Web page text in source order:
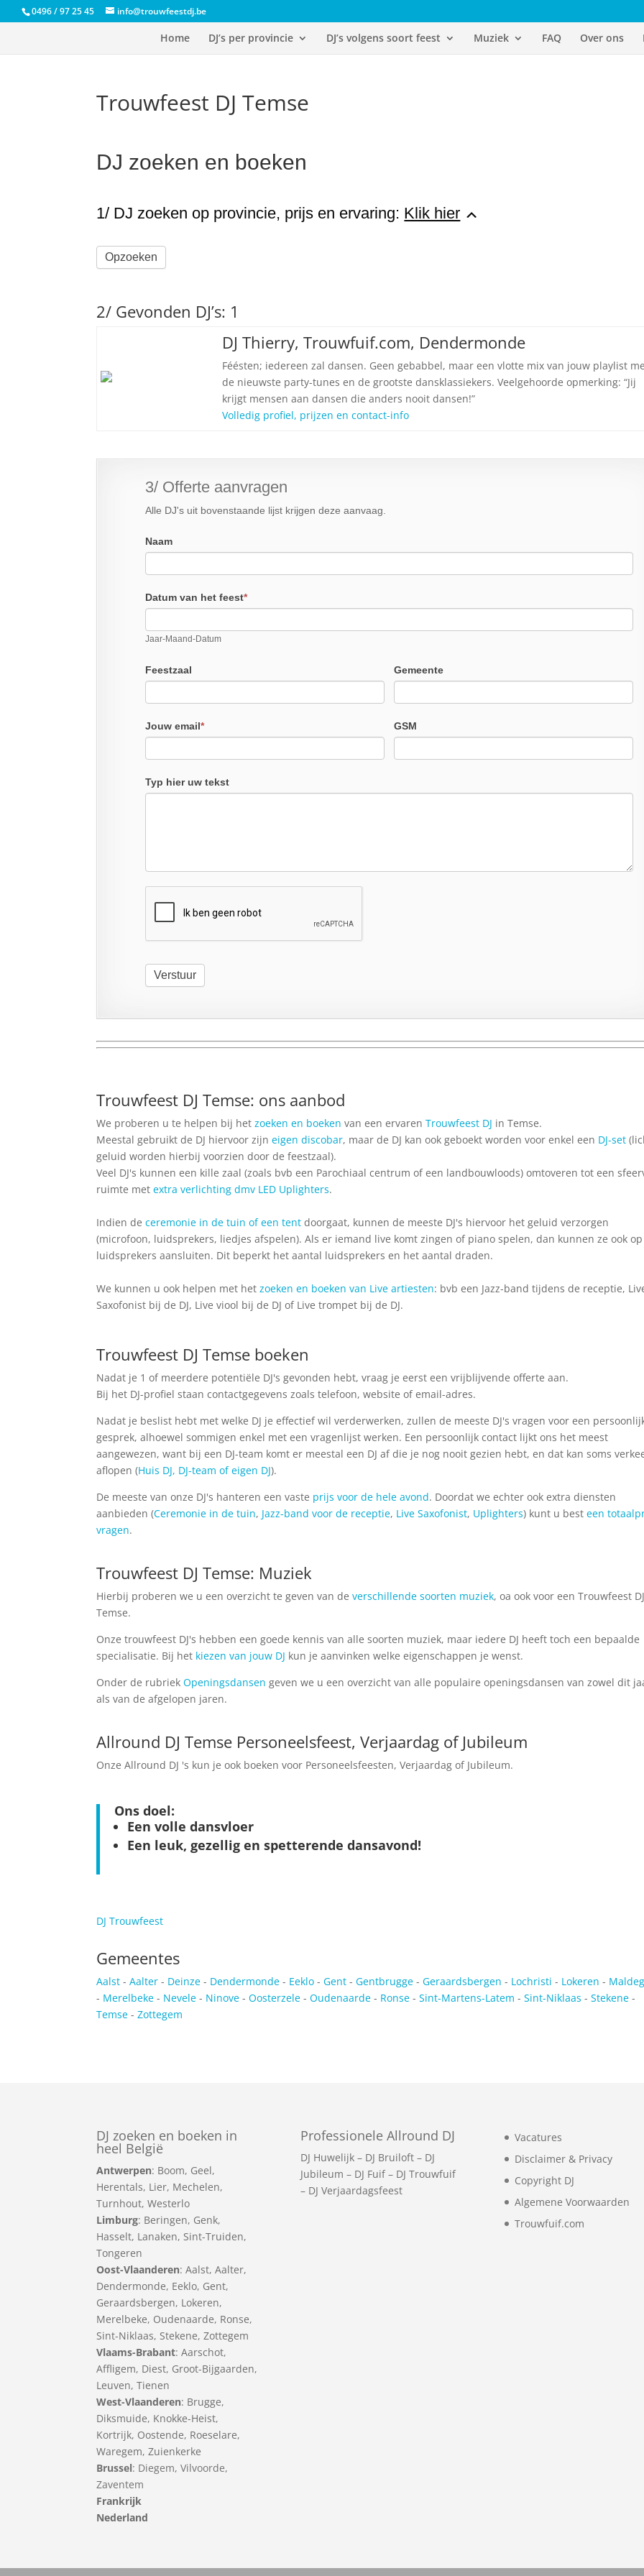
0496 / 97 25 45 info@trouwfeestdj.be
Home DJ’s per provincie DJ’s volgens soort feest Muziek FAQ Over ons
Trouwfeest DJ Temse
DJ zoeken en boeken
1/ DJ zoeken op provincie, prijs en ervaring: Klik hier
Opzoeken
2/ Gevonden DJ’s: 1
DJ Thierry, Trouwfuif.com, Dendermonde
Féésten; iedereen zal dansen. Geen gebabbel, maar een vlotte mix van jouw playlist
de nieuwste party-tunes en de grootste dansklassiekers. Veelgehoorde opmerking: “Jij
krijgt mensen aan dansen die anders nooit dansen!”
Volledig profiel, prijzen en contact-info
3/ Offerte aanvragen
Alle DJ's uit bovenstaande lijst krijgen deze aanvaag.
Naam
Datum van het feest*
Jaar-Maand-Datum
Feestzaal Gemeente
Jouw email* GSM
Typ hier uw tekst
Verstuur
Trouwfeest DJ Temse: ons aanbod
We proberen u te helpen bij hetzoeken en boeken van een ervarenTrouwfeest DJ in Temse.
Meestal gebruikt de DJ hiervoor zijneigen discobar, maar de DJ kan ook geboekt worden voor enkel een DJ-set
geluid worden hierbij voorzien door de feestzaal).
Veel DJ's kunnen een kille zaal (zoals bvb een Parochiaal centrum of een landbouwloods) omtoveren tot een
ruimte metextra verlichting dmv LED Uplighters.
Indien deceremonie in de tuin of een tent doorgaat, kunnen de meeste DJ's hiervoor het geluid verzorgen
(microfoon, luidsprekers, liedjes afspelen). Als er iemand live komt zingen of piano spelen, dan kunnen ze ook
luidsprekers aansluiten. Dit beperkt het aantal luidsprekers en het aantal draden.
We kunnen u ook helpen met hetzoeken en boeken van Live artiesten: bvb een Jazz-band tijdens de receptie,
Saxofonist bij de DJ, Live viool bij de DJ of Live trompet bij de DJ.
Trouwfeest DJ Temse boeken
Nadat je 1 of meerdere potentiële DJ's gevonden hebt, vraag je eerst een vrijblijvende offerte aan.
Bij het DJ-profiel staan contactgegevens zoals telefoon, website of email-adres.
Nadat je beslist hebt met welke DJ je effectief wil verderwerken, zullen de meeste DJ's vragen voor een
gesprek, alhoewel sommigen enkel met een vragenlijst werken. Een persoonlijk contact lijkt ons het meest
aangewezen, want bij een DJ-team komt er meestal een DJ af die je nog nooit gezien hebt, en dat kan soms
aflopen (Huis DJ, DJ-team of eigen DJ).
De meeste van onze DJ's hanteren een vaste prijs voor de hele avond. Doordat we echter ook extra diensten
aanbieden (Ceremonie in de tuin, Jazz-band voor de receptie, Live Saxofonist, Uplighters) kunt u besteen
vragen.
Trouwfeest DJ Temse: Muziek
Hierbij proberen we u een overzicht te geven van deverschillende soorten muziek, oa ook voor een Trouwfeest
Temse.
Onze trouwfeest DJ's hebben een goede kennis van alle soorten muziek, maar iedere DJ heeft toch een bepaalde
specialisatie. Bij het kiezen van jouw DJ kun je aanvinken welke eigenschappen je wenst.
Onder de rubriekOpeningsdansen geven we u een overzicht van alle populaire openingsdansen van zowel dit
als van de afgelopen jaren.
Allround DJ Temse Personeelsfeest, Verjaardag of Jubileum
Onze Allround DJ 's kun je ook boeken voor Personeelsfeesten, Verjaardag of Jubileum.
Ons doel:
Een volle dansvloer
Een leuk, gezellig en spetterende dansavond!
DJ Trouwfeest
Gemeentes
Aalst -Aalter - Deinze - Dendermonde - Eeklo -Gent -Gentbrugge -Geraardsbergen - Lochristi - Lokeren -
- Merelbeke- Nevele - Ninove -Oosterzele -Oudenaarde - Ronse -Sint-Martens-Latem -Sint-Niklaas -Stekene -
Temse -Zottegem
DJ zoeken en boeken in
heel België
Antwerpen: Boom, Geel,
Herentals, Lier, Mechelen,
Turnhout,Westerlo
Limburg: Beringen, Genk,
Hasselt, Lanaken, Sint-Truiden,
Tongeren
Oost-Vlaanderen:Aalst,Aalter,
Dendermonde, Eeklo, Gent,
Geraardsbergen, Lokeren,
Merelbeke, Oudenaarde, Ronse,
Sint-Niklaas, Stekene,Zottegem
Vlaams-Brabant:Aarschot,
Affligem, Diest, Groot-Bijgaarden,
Leuven,Tienen
West-Vlaanderen: Brugge,
Diksmuide, Knokke-Heist,
Kortrijk, Oostende, Roeselare,
Waregem,Zuienkerke
Brussel: Diegem, Vilvoorde,
Zaventem
Frankrijk
Nederland
Professionele Allround DJ
DJ Huwelijk– DJ Bruiloft– DJ
Jubileum – DJ Fuif– DJ Trouwfuif
– DJ Verjaardagsfeest
Vacatures
Disclaimer & Privacy
Copyright DJ
Algemene Voorwaarden
Trouwfuif.com